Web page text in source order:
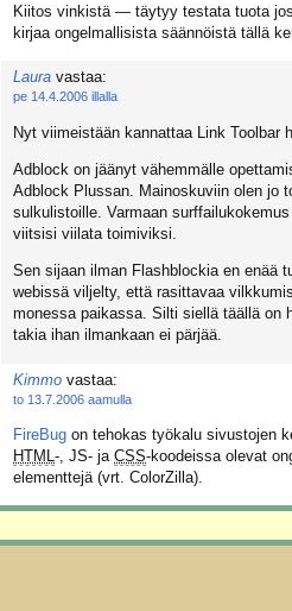
Kiitos vinkistä — täytyy testata tuota
kirjaa ongelmallisista säännöistä tällä
Laura vastaa:
pe 14.4.2006 illalla
Nyt viimeistään kannattaa Link Toolbar
Adblock on jäänyt vähemmälle
Adblock Plussan. Mainoskuviin olen jo
sulkulistoille. Varmaan
viitsisi viilata toimiviksi.
Sen sijaan ilman Flashblockia en enää
webissä viljelty, että rasittavaa
monessa paikassa. Silti siellä täällä on
takia ihan ilmankaan ei pärjää.
Kimmo vastaa:
to 13.7.2006 aamulla
FireBug on tehokas työkalu sivustojen
HTML -, JS- ja CSS-koodeissa olevat
elementtejä (vrt. ColorZilla).